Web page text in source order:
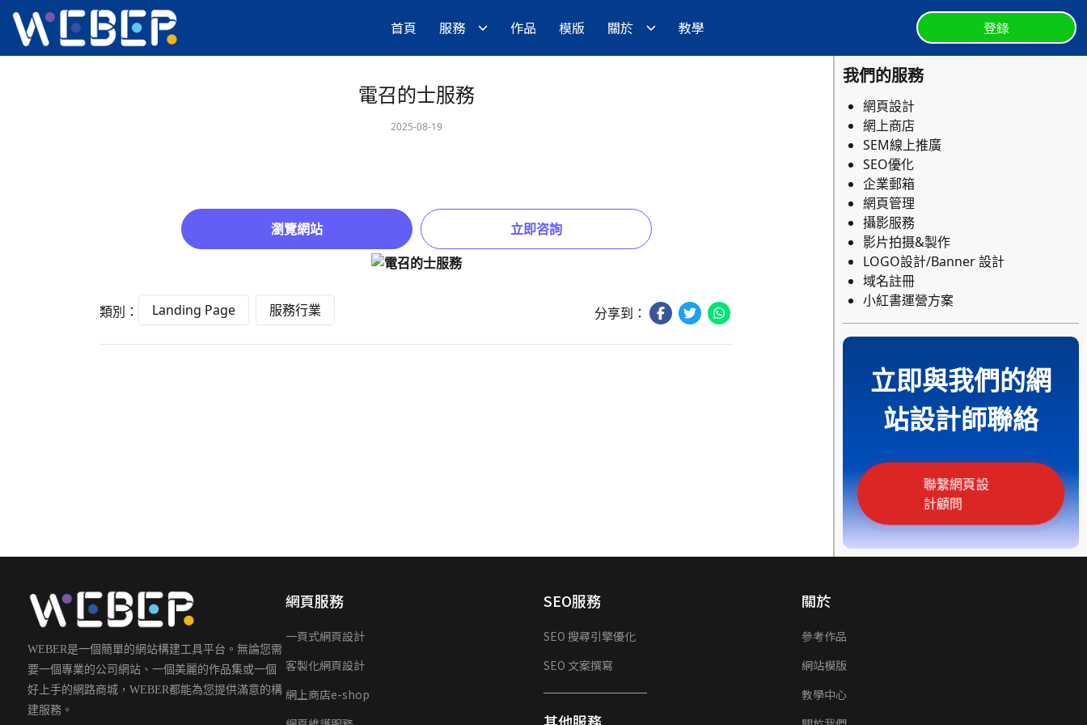
首頁 服務 作品 模版 關於 教學 登錄
電召的士服務
2025-08-19
瀏覽網站 立即咨詢
類別： Landing Page 服務行業 分享到：
我們的服務
網頁設計
網上商店
SEM線上推廣
SEO優化
企業郵箱
網頁管理
攝影服務
影片拍摄&製作
LOGO設計/Banner 設計
域名註冊
小紅書運營方案
立即與我們的網
站設計師聯絡
聯繫網頁設
計顧問
WEBER是一個簡單的網站構建工具平台。無論您需
要一個專業的公司網站、一個美麗的作品集或一個
好上手的網路商城，WEBER都能為您提供滿意的構
建服務。
網頁服務
一頁式網頁設計
客製化網頁設計
網上商店e-shop
SEO服務
SEO 搜尋引擎優化
SEO 文案撰寫
其他服務
關於
參考作品
網站模版
教學中心